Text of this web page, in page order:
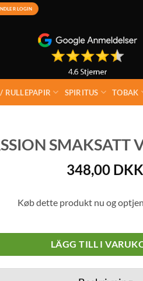
LOGIN
RULLEPAPIR SPIRITUS TOBAK
SMAKSATT
348,00 DKK
Køb dette produkt nu og optjen
LÄGG TILL I